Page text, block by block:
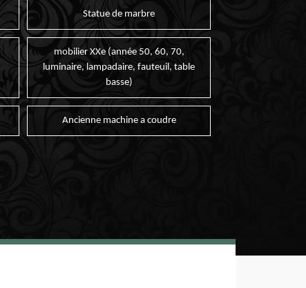
Statue de marbre
mobilier XXe (année 50, 60, 70,
luminaire, lampadaire, fauteuil, table
basse)
Ancienne machine a coudre